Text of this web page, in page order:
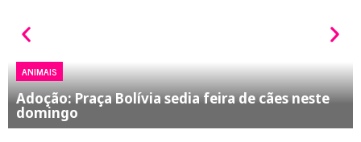
ANIMAIS
Adoção: Praça Bolívia sedia feira de cães neste
domingo